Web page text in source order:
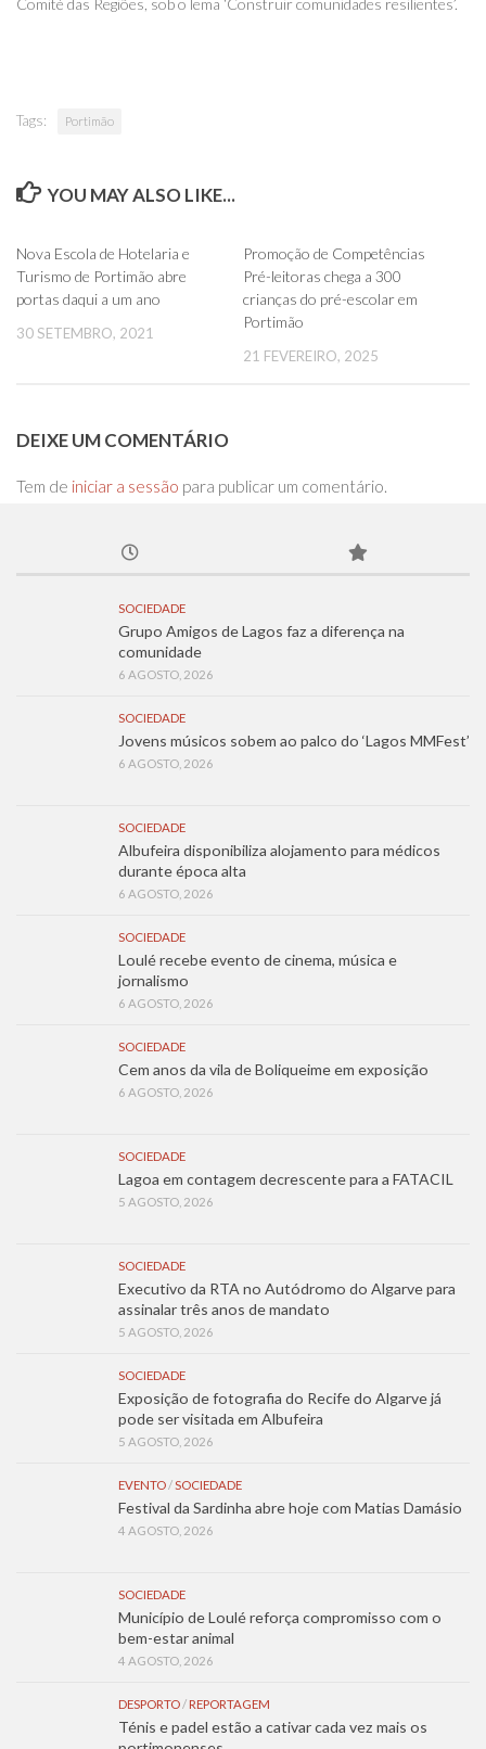
Tags: Portimão
YOU MAY ALSO LIKE...
Nova Escola de Hotelaria e
Turismo de Portimão abre
portas daqui a um ano
30 SETEMBRO, 2021
Promoção de Competências
Pré-leitoras chega a 300
crianças do pré-escolar em
Portimão
21 FEVEREIRO, 2025
DEIXE UM COMENTÁRIO
Tem de iniciar a sessão para publicar um comentário.
SOCIEDADE
Grupo Amigos de Lagos faz a diferença na
comunidade
6 AGOSTO, 2026
SOCIEDADE
Jovens músicos sobem ao palco do ‘Lagos MMFest’
6 AGOSTO, 2026
SOCIEDADE
Albufeira disponibiliza alojamento para médicos
durante época alta
6 AGOSTO, 2026
SOCIEDADE
Loulé recebe evento de cinema, música e
jornalismo
6 AGOSTO, 2026
SOCIEDADE
Cem anos da vila de Boliqueime em exposição
6 AGOSTO, 2026
SOCIEDADE
Lagoa em contagem decrescente para a FATACIL
5 AGOSTO, 2026
SOCIEDADE
Executivo da RTA no Autódromo do Algarve para
assinalar três anos de mandato
5 AGOSTO, 2026
SOCIEDADE
Exposição de fotografia do Recife do Algarve já
pode ser visitada em Albufeira
5 AGOSTO, 2026
EVENTO/SOCIEDADE
Festival da Sardinha abre hoje com Matias Damásio
4 AGOSTO, 2026
SOCIEDADE
Município de Loulé reforça compromisso com o
bem-estar animal
4 AGOSTO, 2026
DESPORTO/ REPORTAGEM
Ténis e padel estão a cativar cada vez mais os